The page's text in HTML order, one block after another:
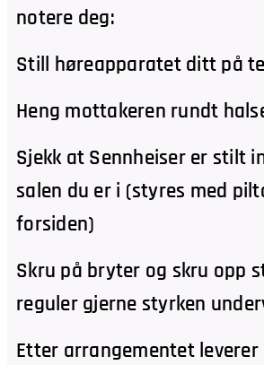
notere deg:
Still høreapparatet ditt på
Heng mottakeren rundt
Sjekk at Sennheiser er stilt
salen du er i (styres med
forsiden)
Skru på bryter og skru opp
reguler gjerne styrken
Etter arrangementet leverer